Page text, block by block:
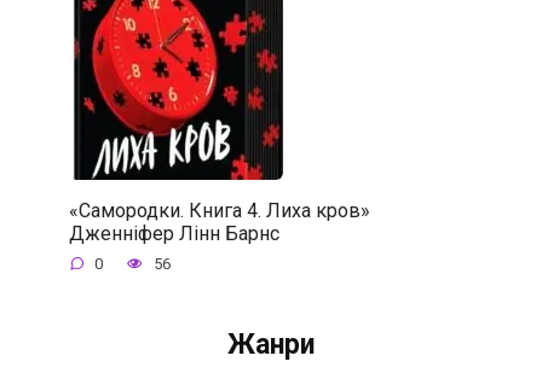
«Самородки. Книга 4. Лиха кров»
Дженніфер Лінн Барнс
0 56
Жанри